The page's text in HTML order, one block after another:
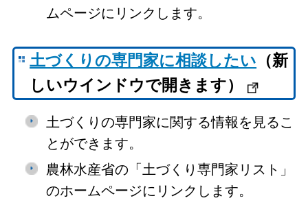
ムページにリンクします。
土づくりの専門家に相談したい （新
しいウインドウで開きます）
土づくりの専門家に関する情報を見るこ
とができます。
農林水産省の「土づくり専門家リスト」
のホームページにリンクします。